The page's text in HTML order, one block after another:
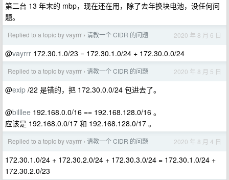
第二台 13 年末的 mbp，现在还在用，除了去年换块电池，没任何问
题。
Replied to a topic by vayrrr › 请教一个 CIDR 的问题 2020 年 8 月 6 日
@vayrrr 172.30.1.0/23 = 172.30.1.0/24 + 172.30.0.0/24
Replied to a topic by vayrrr › 请教一个 CIDR 的问题 2020 年 8 月 5 日
@exip /22 是错的，把 172.30.0.0/24 包进去了。
@billlee 192.168.0.0/16 == 192.168.128.0/16 。
应该是 192.168.0.0/17 和 192.168.128.0/17 。
Replied to a topic by vayrrr › 请教一个 CIDR 的问题 2020 年 8 月 4 日
172.30.1.0/24 + 172.30.2.0/24 + 172.30.3.0/24 = 172.30.1.0/24 +
172.30.2.0/23